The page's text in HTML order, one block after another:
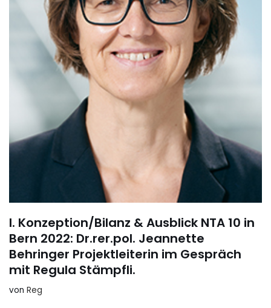
I. Konzeption/Bilanz & Ausblick NTA 10 in
Bern 2022: Dr.rer.pol. Jeannette
Behringer Projektleiterin im Gespräch
mit Regula Stämpfli.
von Reg